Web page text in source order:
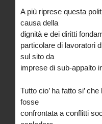
A più riprese questa
causa della
dignità e dei diritti
particolare di lavoratori
sul sito da
imprese di sub-appalto
Tutto cio’ ha fatto si’
fosse
confrontata a conflitti